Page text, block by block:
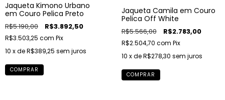
Jaqueta Kimono Urbano
em Couro Pelica Preto
R$5.190,00 R$3.892,50
R$3.503,25 com Pix
10 x deR$389,25 sem juros
COMPRAR
Jaqueta Camila em Couro
Pelica Off White
R$5.566,00 R$2.783,00
R$2.504,70 com Pix
10 x deR$278,30 sem juros
COMPRAR